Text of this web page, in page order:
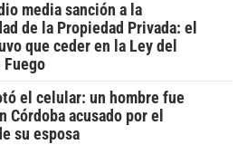
media sanción a la
de la Propiedad Privada: el
que ceder en la Ley del
Fuego
el celular: un hombre fue
Córdoba acusado por el
su esposa